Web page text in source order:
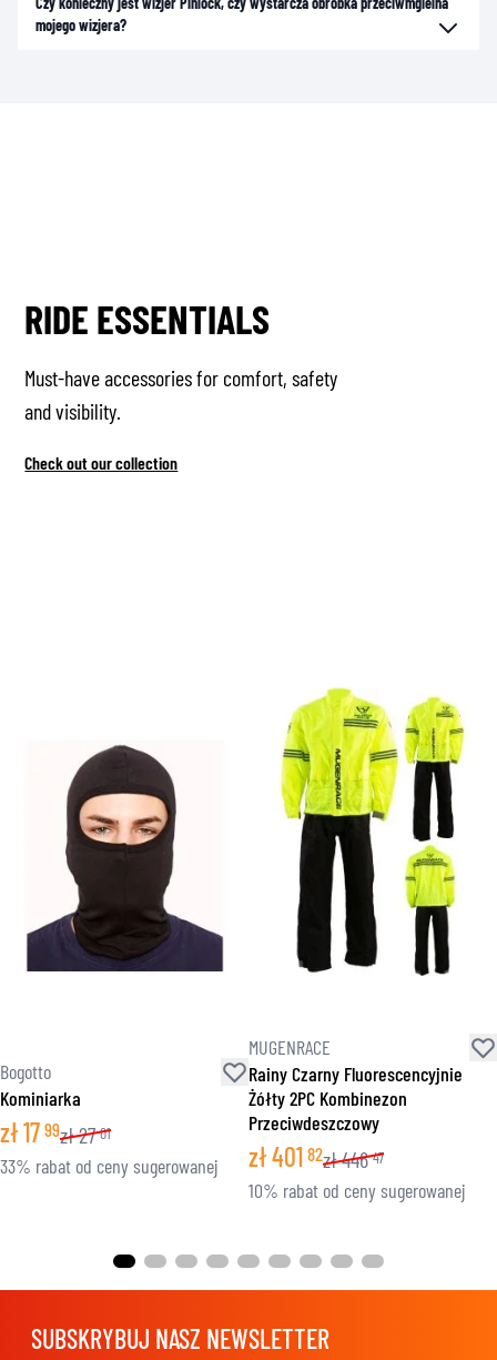
mojego wizjera?
RIDE ESSENTIALS
Must-have accessories for comfort, safety
and visibility.
Check out our collection
Bogotto
Kominiarka
zł17 99zł27 01
33% rabat od ceny sugerowanej
MUGENRACE
Rainy Czarny Fluorescencyjnie
Żółty 2PC Kombinezon
Przeciwdeszczowy
zł401 82zł446 47
10% rabat od ceny sugerowanej
SUBSKRYBUJ NASZ NEWSLETTER